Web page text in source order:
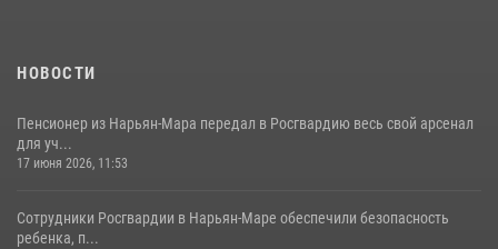
НОВОСТИ
Пенсионер из Нарьян-Мара передал в Росгвардию весь свой арсенал
для уч...
17 июня 2026, 11:53
Сотрудники Росгвардии в Нарьян-Маре обеспечили безопасность
ребенка, п...